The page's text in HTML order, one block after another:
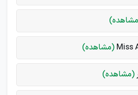
(مشاهده)
(مشاهده)